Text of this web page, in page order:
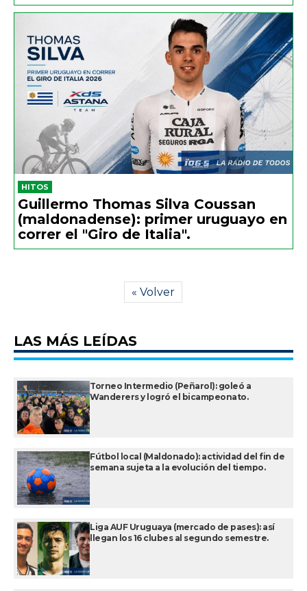
HITOS
Guillermo Thomas Silva Coussan
(maldonadense): primer uruguayo en
correr el "Giro de Italia".
« Volver
LAS MÁS LEÍDAS
Torneo Intermedio (Peñarol): goleó a
Wanderers y logró el bicampeonato.
Fútbol local (Maldonado): actividad del fin de
semana sujeta a la evolución del tiempo.
Liga AUF Uruguaya (mercado de pases): así
llegan los 16 clubes al segundo semestre.